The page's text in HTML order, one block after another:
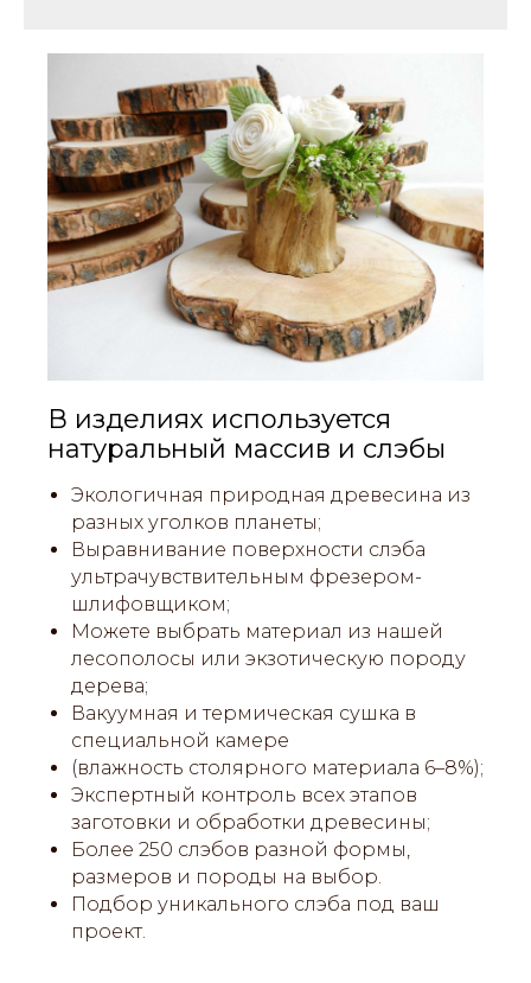
В изделиях используется
натуральный массив и слэбы
Экологичная природная древесина из
разных уголков планеты;
Выравнивание поверхности слэба
ультрачувствительным фрезером-
шлифовщиком;
Можете выбрать материал из нашей
лесополосы или экзотическую породу
дерева;
Вакуумная и термическая сушка в
специальной камере
(влажность столярного материала 6–8%);
Экспертный контроль всех этапов
заготовки и обработки древесины;
Более 250 слэбов разной формы,
размеров и породы на выбор.
Подбор уникального слэба под ваш
проект.